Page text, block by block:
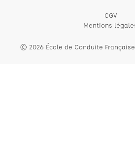
CGV
Mentions
© 2026 École de Conduite